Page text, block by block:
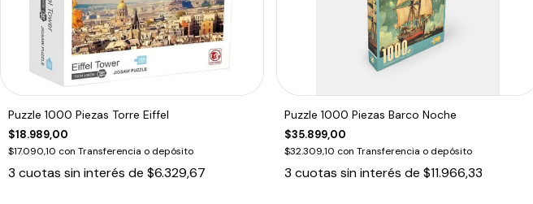
Puzzle 1000 Piezas Torre Eiffel
$18.989,00
$17.090,10 con Transferencia o depósito
3 cuotas sin interés de $6.329,67
Puzzle 1000 Piezas Barco Noche
$35.899,00
$32.309,10 con Transferencia o depósito
3 cuotas sin interés de $11.966,33